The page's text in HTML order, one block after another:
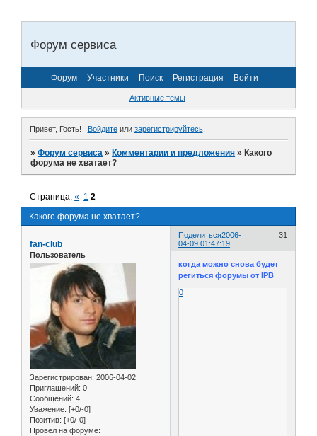
Форум сервиса
Форум Участники Поиск Регистрация Войти
Активные темы
Привет, Гость! Войдитеили зарегистрируйтесь.
»Форум сервиса »Комментарии и предложения »Какого
форума не хватает?
Какого форума не хватает?
Страница:« 1 2
Поделиться 31
2006-
04-09 01:47:19
fan-club
Пользователь
Зарегистрирован: 2006-04-02
Приглашений: 0
Сообщений: 4
Уважение: [+0/-0]
Позитив: [+0/-0]
Провел на форуме:
когда можно снова будет
региться форумы от IPB
0